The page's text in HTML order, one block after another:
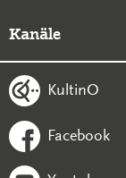
Kanäle
KultinO
Facebook